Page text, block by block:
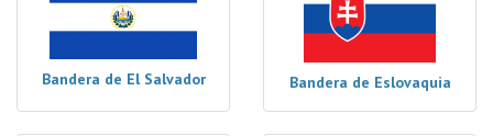
Bandera de El Salvador Bandera de Eslovaquia